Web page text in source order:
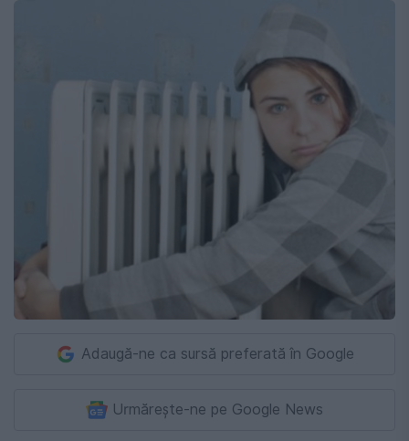
Adaugă-ne ca sursă preferată în Google
Urmărește-ne pe Google News